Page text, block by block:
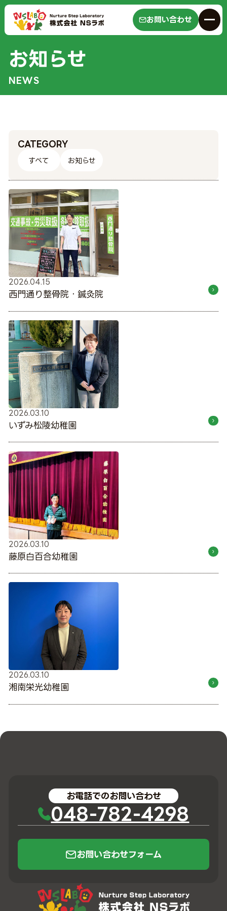
お問い合わせ
お知らせ
NEWS
CATEGORY
すべて お知らせ
2026.04.15
西門通り整骨院・鍼灸院
2026.03.10
いずみ松陵幼稚園
2026.03.10
藤原白百合幼稚園
2026.03.10
湘南栄光幼稚園
お電話でのお問い合わせ
048-782-4298
お問い合わせフォーム